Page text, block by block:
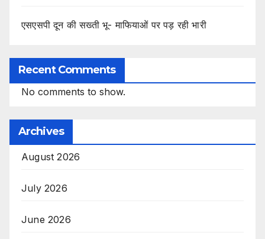
एसएसपी दून की सख्ती भू- माफियाओं पर पड़ रही भारी
Recent Comments
No comments to show.
Archives
August 2026
July 2026
June 2026